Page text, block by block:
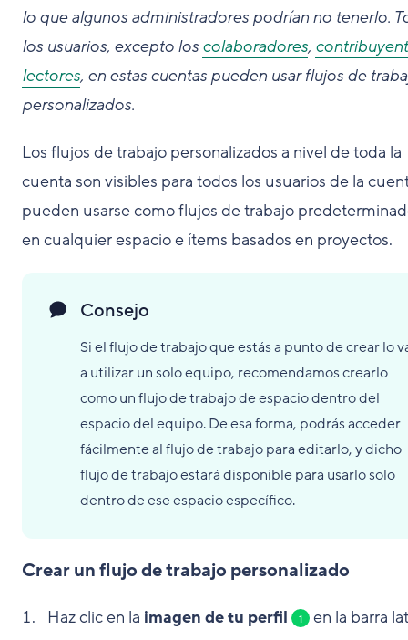
lo que algunos administradores podrían no tenerlo.
los usuarios, excepto los colaboradores,
lectores, en estas cuentas pueden usar flujos de
personalizados.
Los flujos de trabajo personalizados a nivel de toda la
cuenta son visibles para todos los usuarios de la
pueden usarse como flujos de trabajo
en cualquier espacio e ítems basados en proyectos.
Consejo
Si el flujo de trabajo que estás a punto de crear lo
a utilizar un solo equipo, recomendamos crearlo
como un flujo de trabajo de espacio dentro del
espacio del equipo. De esa forma, podrás acceder
fácilmente al flujo de trabajo para editarlo, y dicho
flujo de trabajo estará disponible para usarlo solo
dentro de ese espacio específico.
Crear un flujo de trabajo personalizado
Haz clic en la imagen de tu perfil 1 en la barra